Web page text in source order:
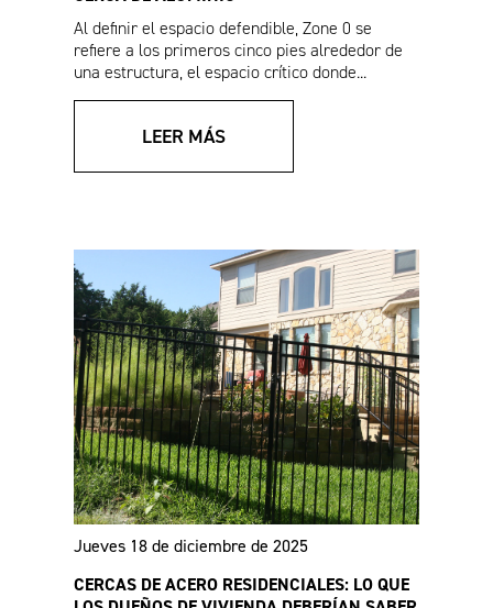
Hoja de ventas de
sistemas de cercado
Especificaciones de
productos de cercas
Especificaciones de
VERSAI® Assurance
comercial
Especificaciones de
VERSAI® residencial
Al definir el espacio defendible, Zone 0 se
refiere a los primeros cinco pies alrededor de
una estructura, el espacio crítico donde...
LEER MÁS
Jueves 18 de diciembre de 2025
CERCAS DE ACERO RESIDENCIALES: LO QUE